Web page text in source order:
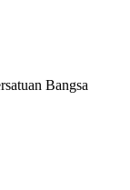
Bangsa